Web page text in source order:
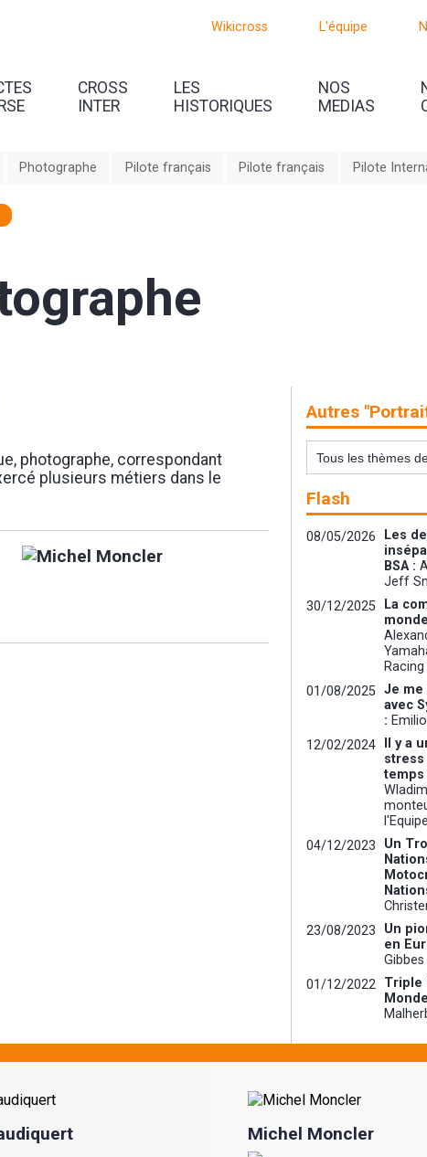
Wikicross L'équipe
CROSS
INTER
LES
HISTORIQUES
NOS
MEDIAS
Photographe Pilote français Pilote français Pilote
photographe, correspondant
plusieurs métiers dans le
Autres
Flash
08/05/2026
Les
BSA :
Jeff
30/12/2025
La
01/08/2025 Je me
avec
:
12/02/2024
Il y a
temps
04/12/2023
Un
23/08/2023
Un
en
Gibbes
01/12/2022 Triple
Michel Moncler